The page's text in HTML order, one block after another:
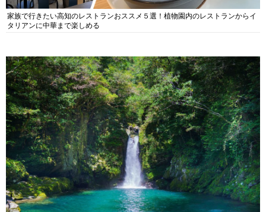
家族で行きたい高知のレストランおススメ５選！植物園内のレストランからイ
タリアンに中華まで楽しめる